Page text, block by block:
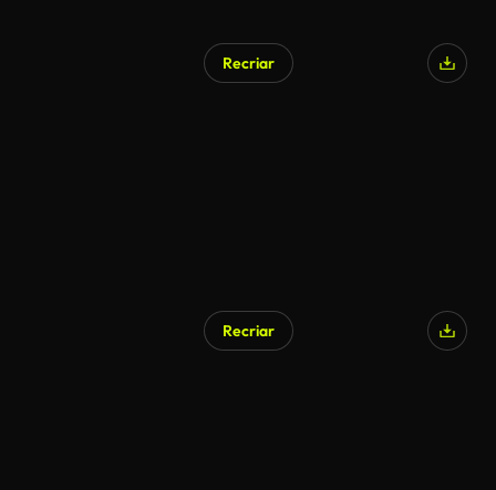
Recriar
Recriar